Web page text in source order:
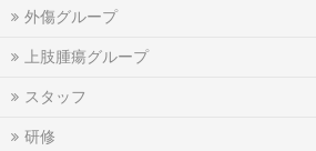
外傷グループ
上肢腫瘍グループ
スタッフ
研修